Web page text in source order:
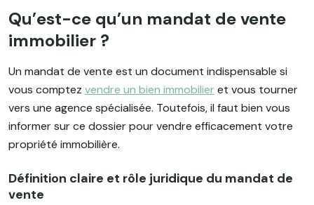
Qu’est-ce qu’un mandat de vente
immobilier ?
Un mandat de vente est un document indispensable si
vous comptez vendre un bien immobilier et vous tourner
vers une agence spécialisée. Toutefois, il faut bien vous
informer sur ce dossier pour vendre efficacement votre
propriété immobilière.
Définition claire et rôle juridique du mandat de
vente